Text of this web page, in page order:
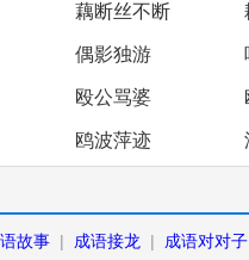
藕断丝不断
偶影独游
殴公骂婆
鸥波萍迹
故事 | 成语接龙 |
成语对对子